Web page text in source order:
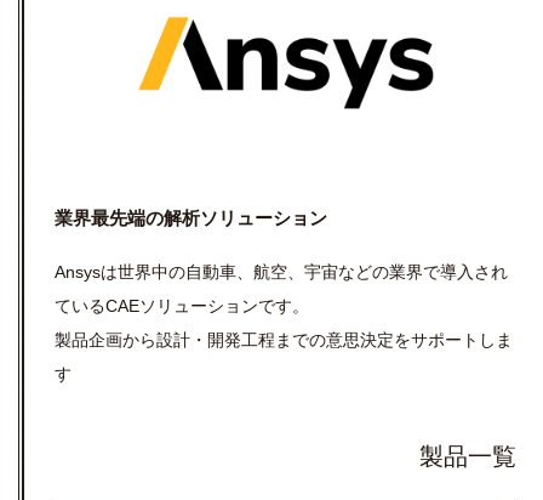
業界最先端の解析ソリューション
Ansysは世界中の自動車、航空、宇宙などの業界で導入され
ているCAEソリューションです。
製品企画から設計・開発工程までの意思決定をサポートしま
す
製品一覧